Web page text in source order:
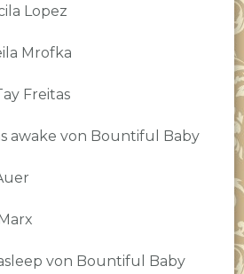
Lopez
Mrofka
Freitas
awake von Bountiful Baby
von Bountiful Baby